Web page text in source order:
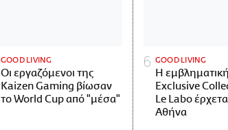
GOOD LIVING
Οι εργαζόμενοι της
Kaizen Gaming βίωσαν
το World Cup από "μέσα"
GOOD LIVING
Η
Exclusive
Le Labo
Αθήνα